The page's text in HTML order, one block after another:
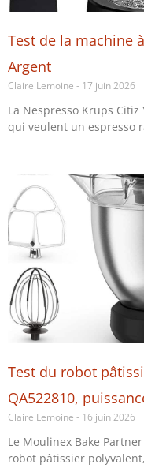
Test de la machine
Argent
Claire Lemoine 17 juin 2026
La Nespresso Krups Citiz
qui veulent un espresso
Test du robot
QA522810,
Claire Lemoine 16 juin 2026
Le Moulinex Bake
robot pâtissier